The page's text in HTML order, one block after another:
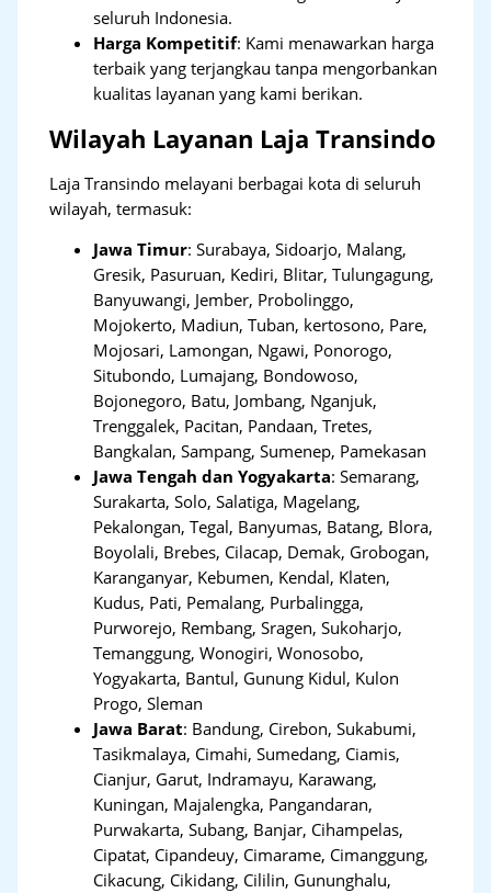
seluruh Indonesia.
Harga Kompetitif: Kami menawarkan harga
terbaik yang terjangkau tanpa mengorbankan
kualitas layanan yang kami berikan.
Wilayah Layanan Laja Transindo
Laja Transindo melayani berbagai kota di seluruh
wilayah, termasuk:
Jawa Timur:Surabaya, Sidoarjo, Malang,
Gresik, Pasuruan, Kediri, Blitar, Tulungagung,
Banyuwangi, Jember, Probolinggo,
Mojokerto, Madiun, Tuban, kertosono, Pare,
Mojosari, Lamongan, Ngawi, Ponorogo,
Situbondo, Lumajang, Bondowoso,
Bojonegoro, Batu, Jombang, Nganjuk,
Trenggalek, Pacitan, Pandaan, Tretes,
Bangkalan, Sampang, Sumenep, Pamekasan
Jawa Tengah dan Yogyakarta:Semarang,
Surakarta, Solo, Salatiga, Magelang,
Pekalongan, Tegal, Banyumas, Batang, Blora,
Boyolali, Brebes, Cilacap, Demak, Grobogan,
Karanganyar, Kebumen, Kendal, Klaten,
Kudus, Pati, Pemalang, Purbalingga,
Purworejo, Rembang, Sragen, Sukoharjo,
Temanggung, Wonogiri, Wonosobo,
Yogyakarta, Bantul, Gunung Kidul, Kulon
Progo, Sleman
Jawa Barat: Bandung, Cirebon, Sukabumi,
Tasikmalaya, Cimahi, Sumedang, Ciamis,
Cianjur, Garut, Indramayu, Karawang,
Kuningan, Majalengka, Pangandaran,
Purwakarta, Subang, Banjar, Cihampelas,
Cipatat, Cipandeuy, Cimarame, Cimanggung,
Cikacung, Cikidang, Cililin, Gununghalu,